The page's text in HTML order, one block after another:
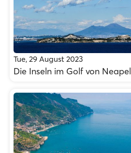
Tue, 29 August 2023
Die Inseln im Golf von Neapel